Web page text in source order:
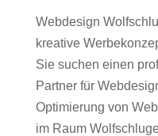
Webdesign
kreative
Sie suchen einen
Partner für
Optimierung von
im Raum